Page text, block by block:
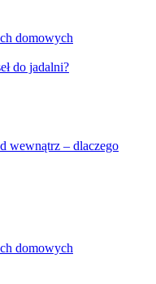
domowych
do jadalni?
wewnątrz – dlaczego
domowych